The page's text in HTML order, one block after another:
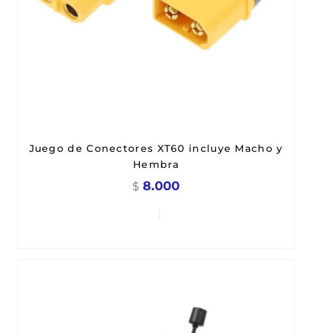
Juego de Conectores XT60 incluye Macho y
Hembra
$ 8.000